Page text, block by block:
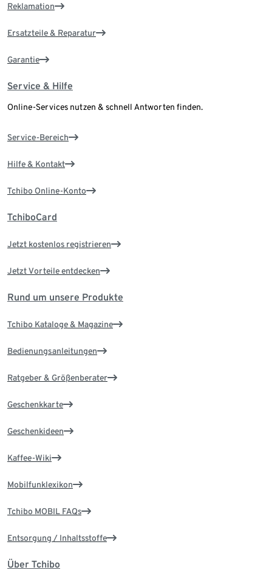
Reklamation
Ersatzteile & Reparatur
Garantie
Service & Hilfe
Online-Services nutzen & schnell Antworten finden.
Service-Bereich
Hilfe & Kontakt
Tchibo Online-Konto
TchiboCard
Jetzt kostenlos registrieren
Jetzt Vorteile entdecken
Rund um unsere Produkte
Tchibo Kataloge & Magazine
Bedienungsanleitungen
Ratgeber & Größenberater
Geschenkkarte
Geschenkideen
Kaffee-Wiki
Mobilfunklexikon
Tchibo MOBIL FAQs
Entsorgung / Inhaltsstoffe
Über Tchibo